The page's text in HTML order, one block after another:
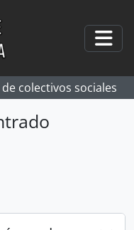
colectivos sociales